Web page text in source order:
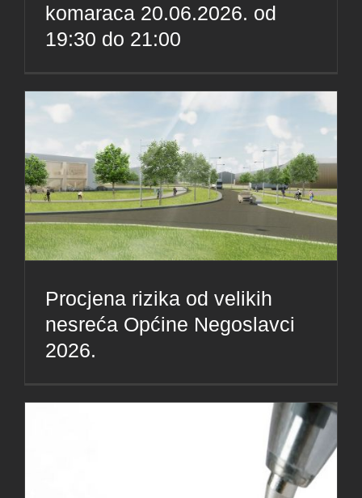
komaraca 20.06.2026. od
19:30 do 21:00
Procjena rizika od velikih
nesreća Općine Negoslavci
2026.